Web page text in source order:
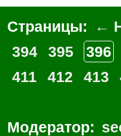
Страницы: ←
394
395 396
411
412 413
Модератор: